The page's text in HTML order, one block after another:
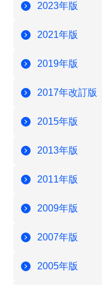
2023年版
2021年版
2019年版
2017年改訂版
2015年版
2013年版
2011年版
2009年版
2007年版
2005年版